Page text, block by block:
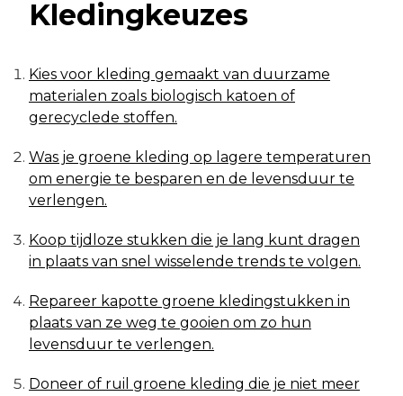
Kledingkeuzes
Kies voor kleding gemaakt van duurzame
materialen zoals biologisch katoen of
gerecyclede stoffen.
Was je groene kleding op lagere temperaturen
om energie te besparen en de levensduur te
verlengen.
Koop tijdloze stukken die je lang kunt dragen
in plaats van snel wisselende trends te volgen.
Repareer kapotte groene kledingstukken in
plaats van ze weg te gooien om zo hun
levensduur te verlengen.
Doneer of ruil groene kleding die je niet meer